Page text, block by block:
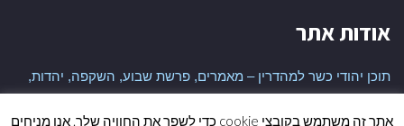
אודות אתר
תוכן יהודי כשר למהדרין – מאמרים, פרשת שבוע, השקפה, יהדות,
היסטוריה יהודית ועוד
אתר זה משתמש בקובצי cookie כדי לשפר את החוויה שלך. אנו מניחים